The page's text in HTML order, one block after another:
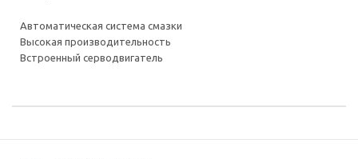
Автоматическая система смазки
Высокая производительность
Встроенный серводвигатель